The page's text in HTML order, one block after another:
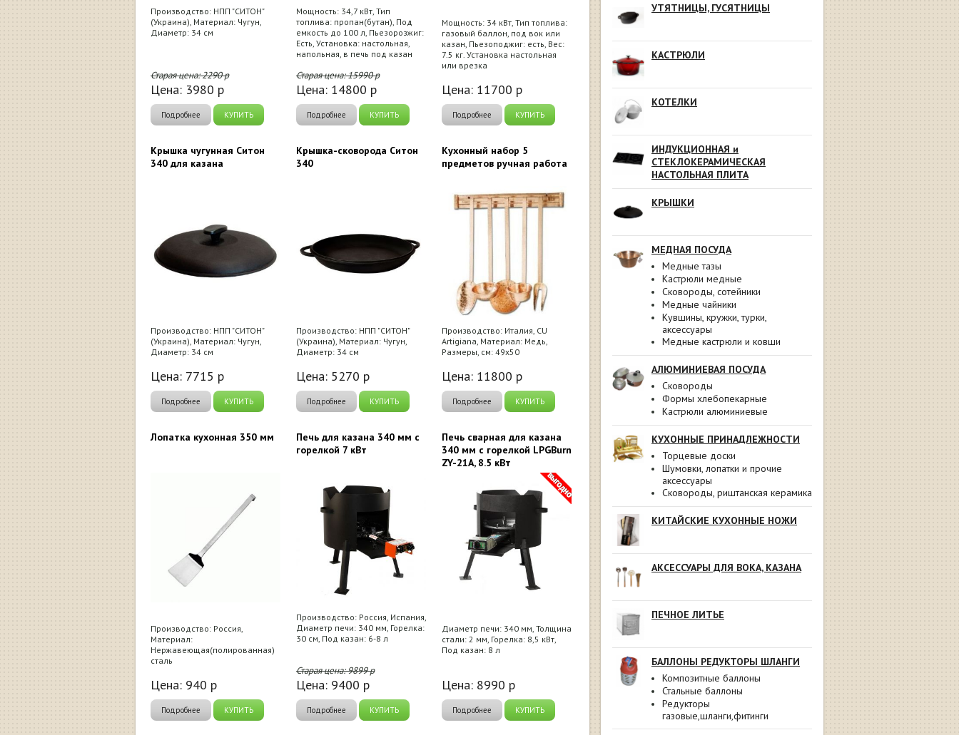
УТЯТНИЦЫ, ГУСЯТНИЦЫ
КАСТРЮЛИ
КОТЕЛКИ
ИНДУКЦИОННАЯ и
СТЕКЛОКЕРАМИЧЕСКАЯ
НАСТОЛЬНАЯ ПЛИТА
КРЫШКИ
МЕДНАЯ ПОСУДА
Медные тазы
Кастрюли медные
Сковороды, сотейники
Медные чайники
Кувшины, кружки, турки,
аксессуары
Медные кастрюли и ковши
АЛЮМИНИЕВАЯ ПОСУДА
Сковороды
Формы хлебопекарные
Кастрюли алюминиевые
КУХОННЫЕ ПРИНАДЛЕЖНОСТИ
Торцевые доски
Шумовки, лопатки и прочие
аксессуары
Сковороды, риштанская керамика
КИТАЙСКИЕ КУХОННЫЕ НОЖИ
АКСЕССУАРЫ ДЛЯ ВОКА, КАЗАНА
ПЕЧНОЕ ЛИТЬЕ
БАЛЛОНЫ РЕДУКТОРЫ ШЛАНГИ
Композитные баллоны
Стальные баллоны
Редукторы
газовые,шланги,фитинги
Производство: НПП "СИТОН"
(Украина), Материал: Чугун,
Диаметр: 34 см
Старая цена:2290р
Цена: 3980 р
Подробнее КУПИТЬ
Мощность: 34,7 кВт, Тип
топлива: пропан(бутан), Под
емкость до 100 л, Пьезорозжиг:
Есть, Установка: настольная,
напольная, в печь под казан
Старая цена:15990р
Цена: 14800 р
Подробнее КУПИТЬ
Мощность: 34 кВт, Тип топлива:
газовый баллон, под вок или
казан, Пьезоподжиг: есть, Вес:
7.5 кг. Установка настольная
или врезка
Цена: 11700 р
Подробнее КУПИТЬ
Крышка чугунная Ситон
340 для казана
Производство: НПП "СИТОН"
(Украина), Материал: Чугун,
Диаметр: 34 см
Цена: 7715 р
Подробнее КУПИТЬ
Крышка-сковорода Ситон
340
Производство: НПП "СИТОН"
(Украина), Материал: Чугун,
Диаметр: 34 см
Цена: 5270 р
Подробнее КУПИТЬ
Кухонный набор 5
предметов ручная работа
Производство: Италия, CU
Artigiana, Материал: Медь,
Размеры, см: 49x50
Цена: 11800 р
Подробнее КУПИТЬ
Лопатка кухонная 350 мм
Производство: Россия,
Материал:
Нержавеющая(полированная)
сталь
Цена: 940 р
Подробнее КУПИТЬ
Печь для казана 340 мм с
горелкой 7 кВт
Производство: Россия, Испания,
Диаметр печи: 340 мм, Горелка:
30 см, Под казан: 6-8 л
Старая цена:9899р
Цена: 9400 р
Подробнее КУПИТЬ
Печь сварная для казана
340 мм с горелкой LPGBurn
ZY-21A, 8.5 кВт
Диаметр печи: 340 мм, Толщина
стали: 2 мм, Горелка: 8,5 кВт,
Под казан: 8 л
Цена: 8990 р
Подробнее КУПИТЬ